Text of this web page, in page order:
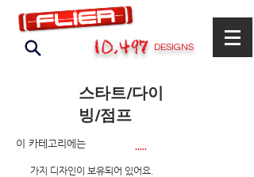
10,497 DESIGNS
스타트/다이
빙/점프
이 카테고리에는 .....
​가지 디자인이 보유되어 있어요.